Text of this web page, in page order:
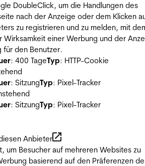
DoubleClick, um die Handlungen des
nach der Anzeige oder dem Klicken
zu registrieren und zu melden, mit
einer Werbung und der
den Benutzer.
: 400 TageTyp: HTTP-Cookie
: SitzungTyp: Pixel-Tracker
: SitzungTyp: Pixel-Tracker
Anbieter
um Besucher auf mehreren Websites zu
basierend auf den Präferenzen